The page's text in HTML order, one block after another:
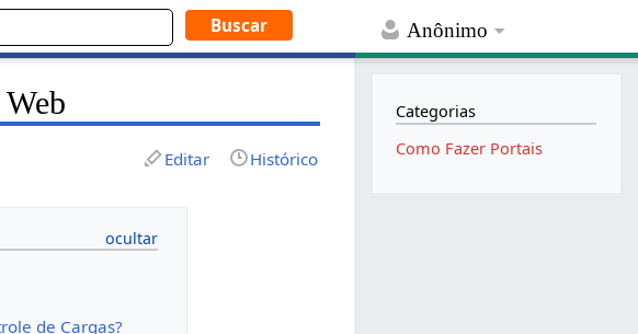
Anônimo
Editar Histórico
de Cargas?
Categorias
Como Fazer Portais